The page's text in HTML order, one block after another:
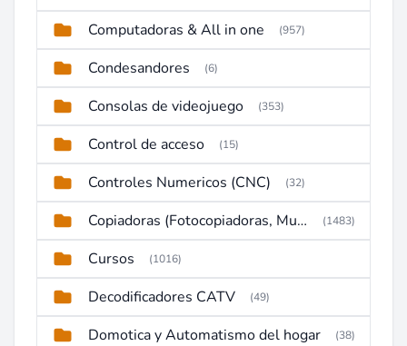
Computadoras & All in one
(957)
Condesandores (6)
Consolas de videojuego (353)
Control de acceso (15)
Controles Numericos (CNC) (32)
Copiadoras (Fotocopiadoras, Multifunctions, Ploter, etc) (1483)
Cursos (1016)
Decodificadores CATV (49)
Domotica y Automatismo del hogar (38)